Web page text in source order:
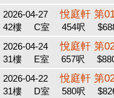
2026-04-27
悅庭軒 第
42樓 C室 454呎
2026-04-24
悅庭軒 第
31樓 E室 657呎
2026-04-22
悅庭軒 第
31樓 D室 580呎